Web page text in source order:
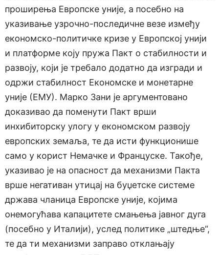
проширења Европске уније, а посебно на
указивање узрочно-последичне везе између
економско-политичке кризе у Европској унији
и платформе коју пружа Пакт о стабилности и
развоју, који је требало додатно да изгради и
одржи стабилност Економске и монетарне
уније (ЕМУ). Марко Зани је аргументовано
доказивао да поменути Пакт врши
инхибиторску улогу у економском развоју
европских земаља, те да исти функционише
само у корист Немачке и Француске. Такође,
указивао је на опасност да механизми Пакта
врше негативан утицај на буџетске системе
држава чланица Европске уније, којима
онемогућава капацитете смањења јавног дуга
(посебно у Италији), услед политике „штедње“,
те да ти механизми заправо отклањају